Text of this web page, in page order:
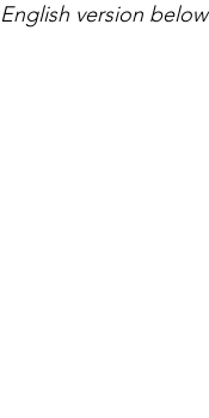
English version below